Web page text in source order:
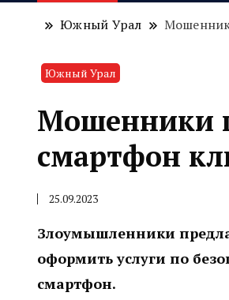
Южный Урал
Южный Урал
Мошенники
смартфон
25.09.2023
Злоумышленники
оформить услуги по
смартфон.